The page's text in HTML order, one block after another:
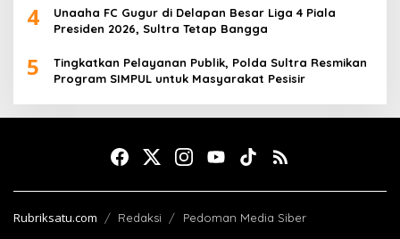
4
Unaaha FC Gugur di Delapan Besar Liga 4 Piala
Presiden 2026, Sultra Tetap Bangga
5
Tingkatkan Pelayanan Publik, Polda Sultra Resmikan
Program SIMPUL untuk Masyarakat Pesisir
Rubriksatu.com Redaksi Pedoman Media Siber